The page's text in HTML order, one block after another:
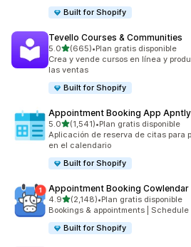
Built for Shopify
Tevello Courses & Communities
5.0de 5 estrellas
(665)
665 reseñas en total
•Plan gratis disponible
Crea y vende cursos en línea y
las ventas
Built for Shopify
Appointment Booking App Apntly
5.0de 5 estrellas
(1,541)
1541 reseñas en total
•Plan gratis disponible
Aplicación de reserva de citas para
en el calendario
Built for Shopify
Appointment Booking Cowlendar
4.9de 5 estrellas
(2,148)
2148 reseñas en total
•Plan gratis disponible
Bookings & appointments |
Built for Shopify